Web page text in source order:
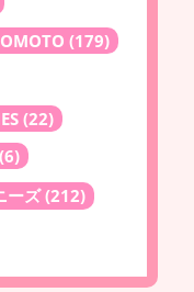
(179)
(22)
(6)
ーズ(212)